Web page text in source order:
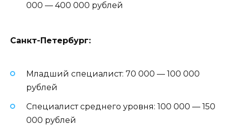
000 — 400 000 рублей
Санкт-Петербург:
Младший специалист: 70 000 — 100 000
рублей
Специалист среднего уровня: 100 000 — 150
000 рублей